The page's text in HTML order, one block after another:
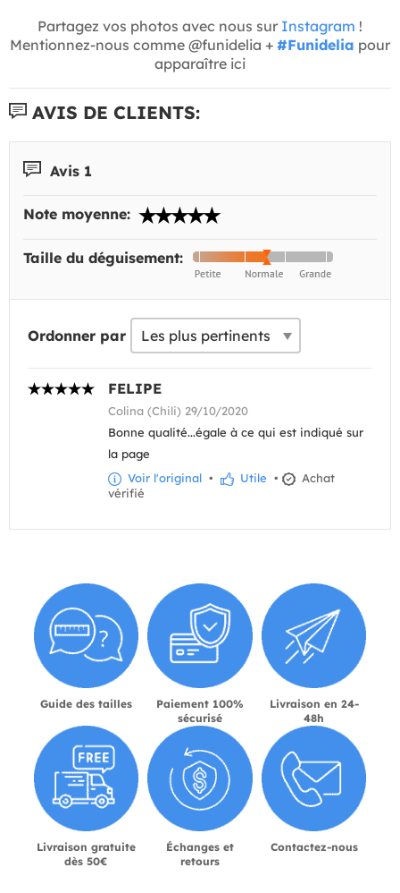
Partagez vos photos avec nous sur Instagram !
Mentionnez-nous comme @funidelia + #Funidelia pour
apparaître ici
AVIS DE CLIENTS:
Avis 1
Note moyenne:
Taille du déguisement:
Ordonner par
FELIPE
Colina (Chili) 29/10/2020
Bonne qualité...égale à ce qui est indiqué sur
la page
Voir l'original • Utile •
Achat
vérifié
Guide des tailles
Paiement 100%
sécurisé
Livraison en 24-
48h
Livraison gratuite
dès 50€
Échanges et
retours
Contactez-nous